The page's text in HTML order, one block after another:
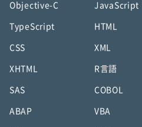
Objective-C JavaScript
TypeScript HTML
CSS XML
XHTML R言語
SAS COBOL
ABAP VBA